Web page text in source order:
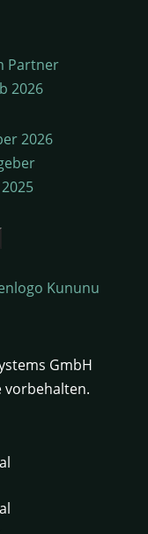
GmbH
vorbehalten.